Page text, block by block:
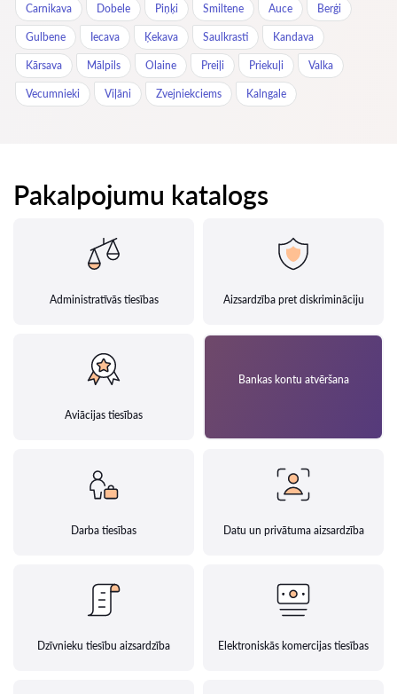
Carnikava Dobele Piņķi Smiltene Auce Berģi
Gulbene Iecava Ķekava Saulkrasti Kandava
Kārsava Mālpils Olaine Preiļi Priekuļi Valka
Vecumnieki Viļāni Zvejniekciems Kalngale
Pakalpojumu katalogs
Administratīvās tiesības Aizsardzība pret diskrimināciju
Aviācijas tiesības
Bankas kontu atvēršana
Darba tiesības Datu un privātuma aizsardzība
Dzīvnieku tiesību aizsardzība Elektroniskās komercijas tiesības